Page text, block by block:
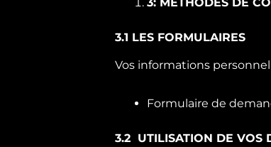
3.1 LES FORMULAIRES
Vos informations
Formulaire de
3.2 UTILISATION DE VOS